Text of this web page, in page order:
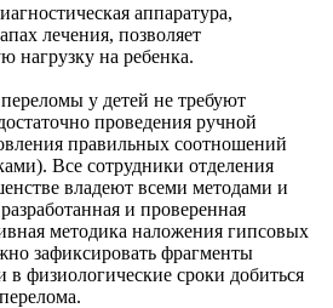
аппаратура,
лечения, позволяет
нагрузку на ребенка.
у детей не требуют
проведения ручной
правильных соотношений
Все сотрудники отделения
владеют всеми методами и
и проверенная
методика наложения гипсовых
зафиксировать фрагменты
в физиологические сроки добиться